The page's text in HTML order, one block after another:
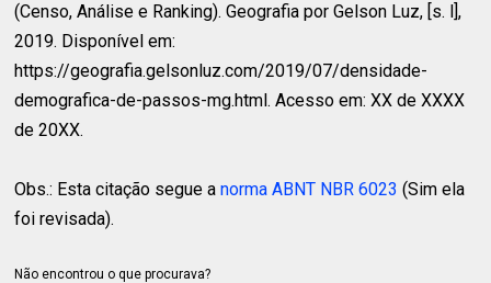
(Censo, Análise e Ranking). Geografia por Gelson Luz, [s. l],
2019. Disponível em:
https://geografia.gelsonluz.com/2019/07/densidade-
demografica-de-passos-mg.html. Acesso em: XX de XXXX
de 20XX.
Obs.: Esta citação segue anorma ABNT NBR 6023 (Sim ela
foi revisada).
Não encontrou o que procurava?